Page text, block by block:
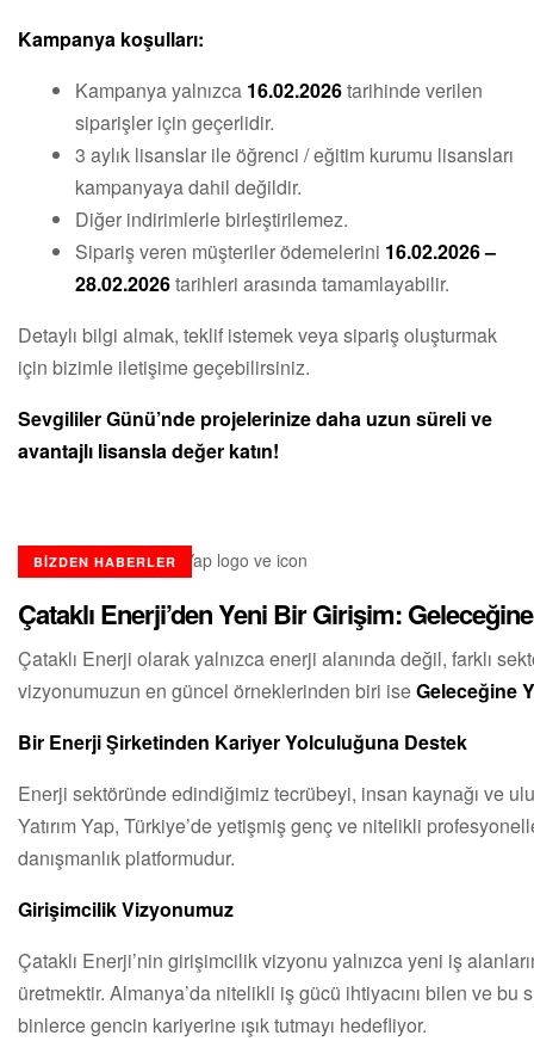
Kampanya koşulları:
Kampanya yalnızca 16.02.2026tarihinde verilen
siparişler için geçerlidir.
3 aylık lisanslar ile öğrenci / eğitim kurumu lisansları
kampanyaya dahil değildir.
Diğer indirimlerle birleştirilemez.
Sipariş veren müşteriler ödemelerini 16.02.2026 –
28.02.2026tarihleri arasında tamamlayabilir.
Detaylı bilgi almak, teklif istemek veya sipariş oluşturmak
için bizimle iletişime geçebilirsiniz.
Sevgililer Günü’nde projelerinize daha uzun süreli ve
avantajlı lisansla değer katın!
BIZDEN HABERLER
Çataklı Enerji’den Yeni Bir Girişim: Geleceğine
Çataklı Enerji olarak yalnızca enerji alanında değil, farklı
vizyonumuzun en güncel örneklerinden biri iseGeleceğine
Bir Enerji Şirketinden Kariyer Yolculuğuna Destek
Enerji sektöründe edindiğimiz tecrübeyi, insan kaynağı ve
Yatırım Yap, Türkiye’de yetişmiş genç ve nitelikli
danışmanlık platformudur.
Girişimcilik Vizyonumuz
Çataklı Enerji’nin girişimcilik vizyonu yalnızca yeni iş
üretmektir. Almanya’da nitelikli iş gücü ihtiyacını bilen ve bu
binlerce gencin kariyerine ışık tutmayı hedefliyor.